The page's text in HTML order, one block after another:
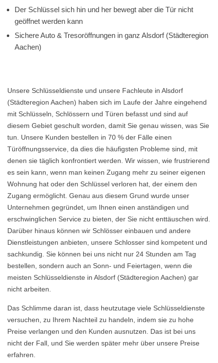
Der Schlüssel sich hin und her bewegt aber die Tür nicht
geöffnet werden kann
Sichere Auto & Tresoröffnungen in ganz Alsdorf (Städteregion
Aachen)
Unsere Schlüsseldienste und unsere Fachleute in Alsdorf
(Städteregion Aachen) haben sich im Laufe der Jahre eingehend
mit Schlüsseln, Schlössern und Türen befasst und sind auf
diesem Gebiet geschult worden, damit Sie genau wissen, was Sie
tun. Unsere Kunden bestellen in 70 % der Fälle einen
Türöffnungsservice, da dies die häufigsten Probleme sind, mit
denen sie täglich konfrontiert werden. Wir wissen, wie frustrierend
es sein kann, wenn man keinen Zugang mehr zu seiner eigenen
Wohnung hat oder den Schlüssel verloren hat, der einem den
Zugang ermöglicht. Genau aus diesem Grund wurde unser
Unternehmen gegründet, um Ihnen einen anständigen und
erschwinglichen Service zu bieten, der Sie nicht enttäuschen wird.
Darüber hinaus können wir Schlösser einbauen und andere
Dienstleistungen anbieten, unsere Schlosser sind kompetent und
sachkundig. Sie können bei uns nicht nur 24 Stunden am Tag
bestellen, sondern auch an Sonn- und Feiertagen, wenn die
meisten Schlüsseldienste in Alsdorf (Städteregion Aachen) gar
nicht arbeiten.
Das Schlimme daran ist, dass heutzutage viele Schlüsseldienste
versuchen, zu Ihrem Nachteil zu handeln, indem sie zu hohe
Preise verlangen und den Kunden ausnutzen. Das ist bei uns
nicht der Fall, und Sie werden später mehr über unsere Preise
erfahren.